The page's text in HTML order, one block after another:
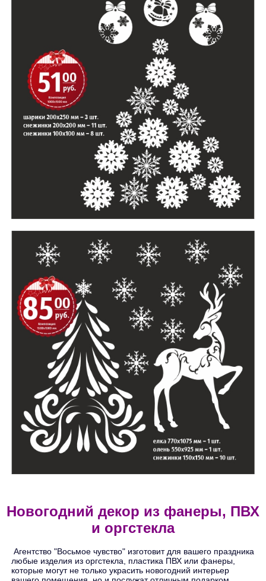
Новогодний декор из фанеры, ПВХ
и оргстекла
Агентство "Восьмое чувство" изготовит для вашего праздника
любые изделия из оргстекла, пластика ПВХ или фанеры,
которые могут не только украсить новогодний интерьер